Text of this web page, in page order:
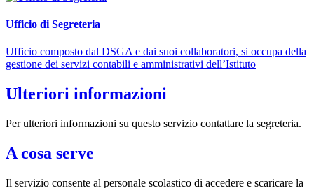
Ufficio di Segreteria
Ufficio composto dal DSGA e dai suoi collaboratori, si occupa della
gestione dei servizi contabili e amministrativi dell’Istituto
Ulteriori informazioni
Per ulteriori informazioni su questo servizio contattare la segreteria.
A cosa serve
Il servizio consente al personale scolastico di accedere e scaricare la